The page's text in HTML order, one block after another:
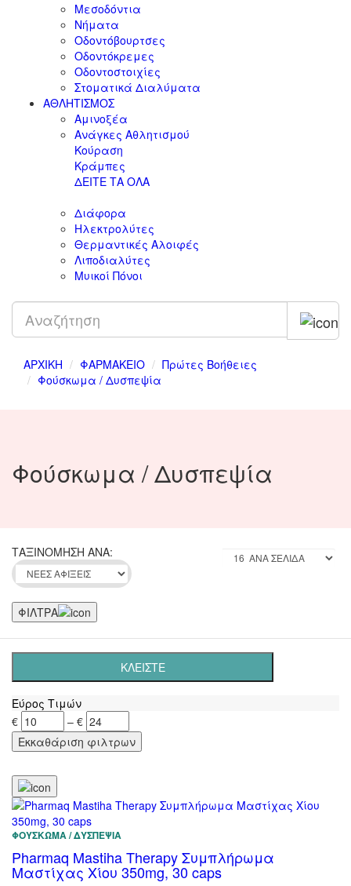
Μεσοδόντια
Νήματα
Οδοντόβουρτσες
Οδοντόκρεμες
Οδοντοστοιχίες
Στοματικά Διαλύματα
ΑΘΛΗΤΙΣΜΟΣ
Αμινοξέα
Ανάγκες Αθλητισμού
Κούραση
Κράμπες
ΔΕΙΤΕ ΤΑ ΟΛΑ
Διάφορα
Ηλεκτρολύτες
Θερμαντικές Αλοιφές
Λιποδιαλύτες
Μυικοί Πόνοι
ΑΡΧΙΚΗ ΦΑΡΜΑΚΕΙΟ
Πρώτες Βοήθειες
Φούσκωμα / Δυσπεψία
Φούσκωμα / Δυσπεψία
ΤΑΞΙΝΟΜΗΣΗ ΑΝΑ:
ΦΙΛΤΡΑ
ΚΛΕΙΣΤΕ
Έύρος Τιμών
€
– €
ΦΟΎΣΚΩΜΑ / ΔΥΣΠΕΨΊΑ
Pharmaq Mastiha Therapy Συμπλήρωμα
Μαστίχας Χίου 350mg, 30 caps